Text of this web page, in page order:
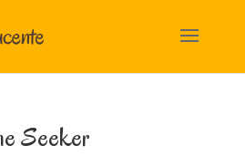
Seeker